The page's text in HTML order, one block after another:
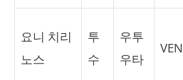
요니 치리
노스
투
수
우투
우타
VEN